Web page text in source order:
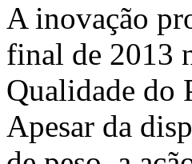
A inovação
final de 2013
Qualidade do
Apesar da